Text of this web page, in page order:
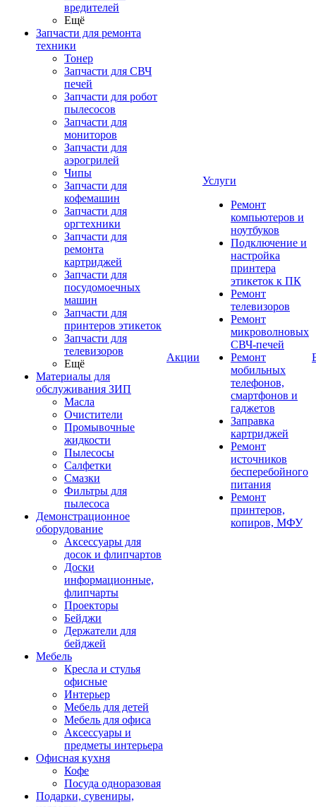
вредителей
Ещё
Запчасти для ремонта
техники
Тонер
Запчасти для СВЧ
печей
Запчасти для робот
пылесосов
Запчасти для
мониторов
Запчасти для
аэрогрилей
Чипы
Запчасти для
кофемашин
Запчасти для
оргтехники
Запчасти для
ремонта
картриджей
Запчасти для
посудомоечных
машин
Запчасти для
принтеров этикеток
Запчасти для
телевизоров
Ещё
Материалы для
обслуживания ЗИП
Масла
Очистители
Промывочные
жидкости
Пылесосы
Салфетки
Смазки
Фильтры для
пылесоса
Демонстрационное
оборудование
Аксессуары для
досок и флипчартов
Доски
информационные,
флипчарты
Проекторы
Бейджи
Держатели для
бейджей
Мебель
Кресла и стулья
офисные
Интерьер
Мебель для детей
Мебель для офиса
Аксессуары и
предметы интерьера
Офисная кухня
Кофе
Посуда одноразовая
Подарки, сувениры,
Акции
Услуги
Ремонт
компьютеров и
ноутбуков
Подключение и
настройка
принтера
этикеток к ПК
Ремонт
телевизоров
Ремонт
микроволновых
СВЧ-печей
Ремонт
мобильных
телефонов,
смартфонов и
гаджетов
Заправка
картриджей
Ремонт
источников
бесперебойного
питания
Ремонт
принтеров,
копиров, МФУ